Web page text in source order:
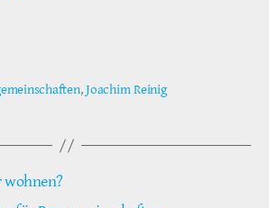
,Joachim Reinig